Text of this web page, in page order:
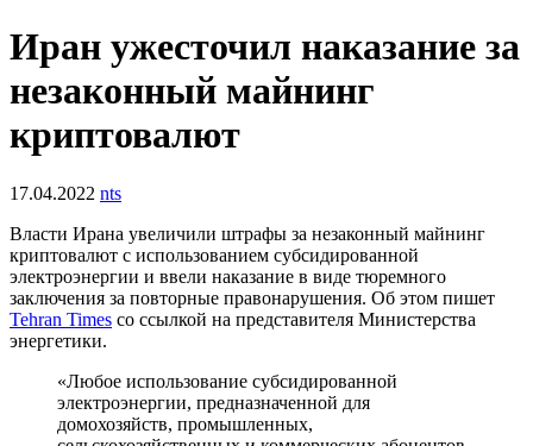
Иран ужесточил наказание за
незаконный майнинг
криптовалют
17.04.2022 nts
Власти Ирана увеличили штрафы за незаконный майнинг
криптовалют с использованием субсидированной
электроэнергии и ввели наказание в виде тюремного
заключения за повторные правонарушения. Об этом пишет
Tehran Times со ссылкой на представителя Министерства
энергетики.
«Любое использование субсидированной
электроэнергии, предназначенной для
домохозяйств, промышленных,